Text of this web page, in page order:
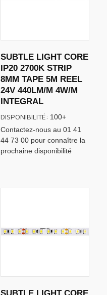
SUBTLE LIGHT CORE
IP20 2700K STRIP
8MM TAPE 5M REEL
24V 440LM/M 4W/M
INTEGRAL
Contactez-nous au 01 41
44 73 00 pour connaître la
prochaine disponibilité
DISPONIBILITÉ: 100+